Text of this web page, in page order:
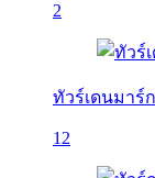
2
ทัวร์เดนมาร์ก
12